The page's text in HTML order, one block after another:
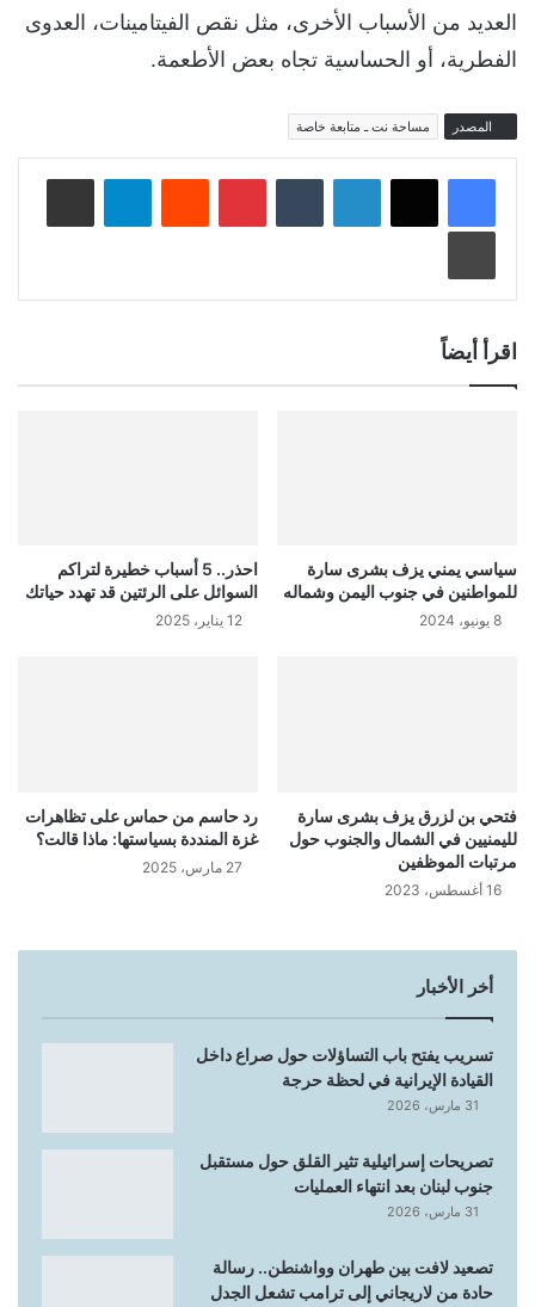
العديد من الأسباب الأخرى، مثل نقص الفيتامينات، العدوى
الفطرية، أو الحساسية تجاه بعض الأطعمة.
المصدر مساحة نت ـ متابعة خاصة
لينكدإن بينتيريست
اقرأ أيضاً
سياسي يمني يزف بشرى سارة
للمواطنين في جنوب اليمن وشماله
8 يونيو، 2024
احذر.. 5 أسباب خطيرة لتراكم
السوائل على الرئتين قد تهدد حياتك
12 يناير، 2025
فتحي بن لزرق يزف بشرى سارة
لليمنيين في الشمال والجنوب حول
مرتبات الموظفين
16 أغسطس، 2023
رد حاسم من حماس على تظاهرات
غزة المنددة بسياستها: ماذا قالت؟
27 مارس، 2025
أخر الأخبار
تسريب يفتح باب التساؤلات حول صراع داخل
القيادة الإيرانية في لحظة حرجة
31 مارس، 2026
تصريحات إسرائيلية تثير القلق حول مستقبل
جنوب لبنان بعد انتهاء العمليات
31 مارس، 2026
تصعيد لافت بين طهران وواشنطن.. رسالة
حادة من لاريجاني إلى ترامب تشعل الجدل